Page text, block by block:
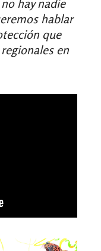
hay nadie
hablar
que
en